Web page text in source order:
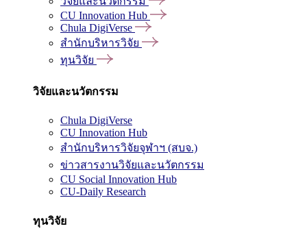
CU Innovation Hub
Chula DigiVerse
สำนักบริหารวิจัย
ทุนวิจัย
วิจัยและนวัตกรรม
Chula DigiVerse
CU Innovation Hub
สำนักบริหารวิจัยจุฬาฯ (สบจ.)
ข่าวสารงานวิจัยและนวัตกรรม
CU Social Innovation Hub
CU-Daily Research
ทุนวิจัย